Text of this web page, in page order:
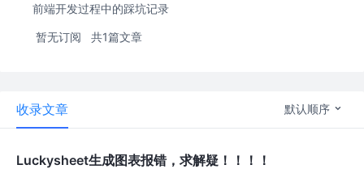
前端开发过程中的踩坑记录
暂无订阅 共1篇文章
收录文章 默认顺序
Luckysheet生成图表报错，求解疑！！！！